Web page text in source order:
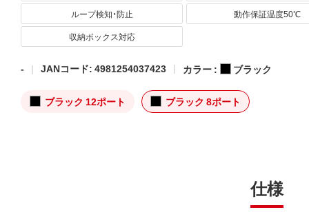
ループ検知・防止
動作保証温度50℃
収納ボックス対応
- JANコード: 4981254037423 カラー : ブラック
ブラック 12ポート ブラック 8ポート
仕様